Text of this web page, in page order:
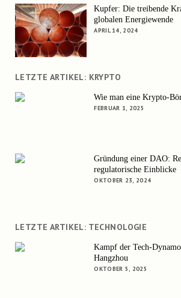
Kupfer: Die treibende
globalen Energiewende
APRIL 14, 2024
LETZTE ARTIKEL: KRYPTO
Wie man eine Krypto-
FEBRUAR 1, 2025
Gründung einer DAO:
regulatorische Einblicke
OKTOBER 23, 2024
LETZTE ARTIKEL: TECHNOLOGIE
Kampf der Tech-
Hangzhou
OKTOBER 5, 2025